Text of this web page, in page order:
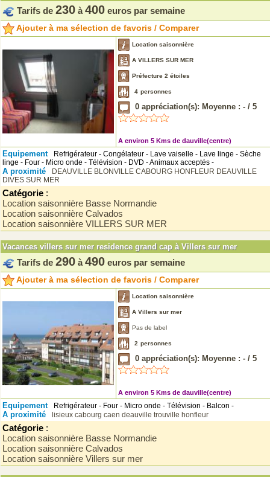
Tarifs de 230 à 400 euros par semaine
Ajouter à ma sélection de favoris / Comparer
Location saisonnière
A VILLERS SUR MER
Préfecture 2 étoiles
4 personnes
0 appréciation(s): Moyenne : - / 5
A environ 5 Kms de dauville(centre)
Equipement
Refrigérateur - Congélateur - Lave vaiselle - Lave linge - Sèche
linge - Four - Micro onde - Télévision - DVD - Animaux acceptés -
A proximité DEAUVILLE BLONVILLE CABOURG HONFLEUR DEAUVILLE
DIVES SUR MER
Catégorie :
Location saisonnière Basse Normandie
Location saisonnière Calvados
Location saisonnière VILLERS SUR MER
Vacances villers sur mer residence grand cap à Villers sur mer
Tarifs de 290 à 490 euros par semaine
Ajouter à ma sélection de favoris / Comparer
Location saisonnière
A Villers sur mer
Pas de label
2 personnes
0 appréciation(s): Moyenne : - / 5
A environ 5 Kms de dauville(centre)
Equipement Refrigérateur - Four - Micro onde - Télévision - Balcon -
A proximité lisieux cabourg caen deauville trouville honfleur
Catégorie :
Location saisonnière Basse Normandie
Location saisonnière Calvados
Location saisonnière Villers sur mer